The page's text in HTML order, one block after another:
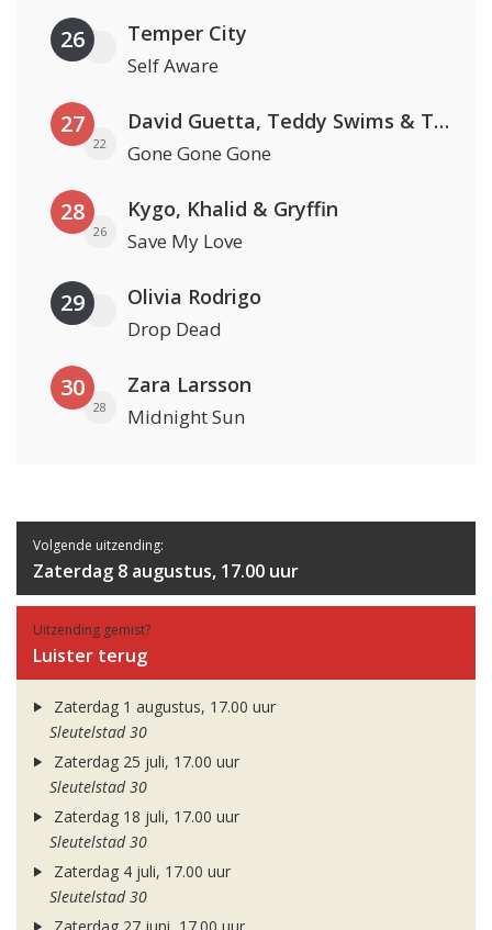
26 Temper City
Self Aware
27
22
David Guetta, Teddy Swims & Tones And I
Gone Gone Gone
28
26
Kygo, Khalid & Gryffin
Save My Love
29 Olivia Rodrigo
Drop Dead
30
28
Zara Larsson
Midnight Sun
Volgende uitzending:
Zaterdag 8 augustus, 17.00 uur
Uitzending gemist?
Luister terug
Zaterdag 1 augustus, 17.00 uur
Sleutelstad 30
Zaterdag 25 juli, 17.00 uur
Sleutelstad 30
Zaterdag 18 juli, 17.00 uur
Sleutelstad 30
Zaterdag 4 juli, 17.00 uur
Sleutelstad 30